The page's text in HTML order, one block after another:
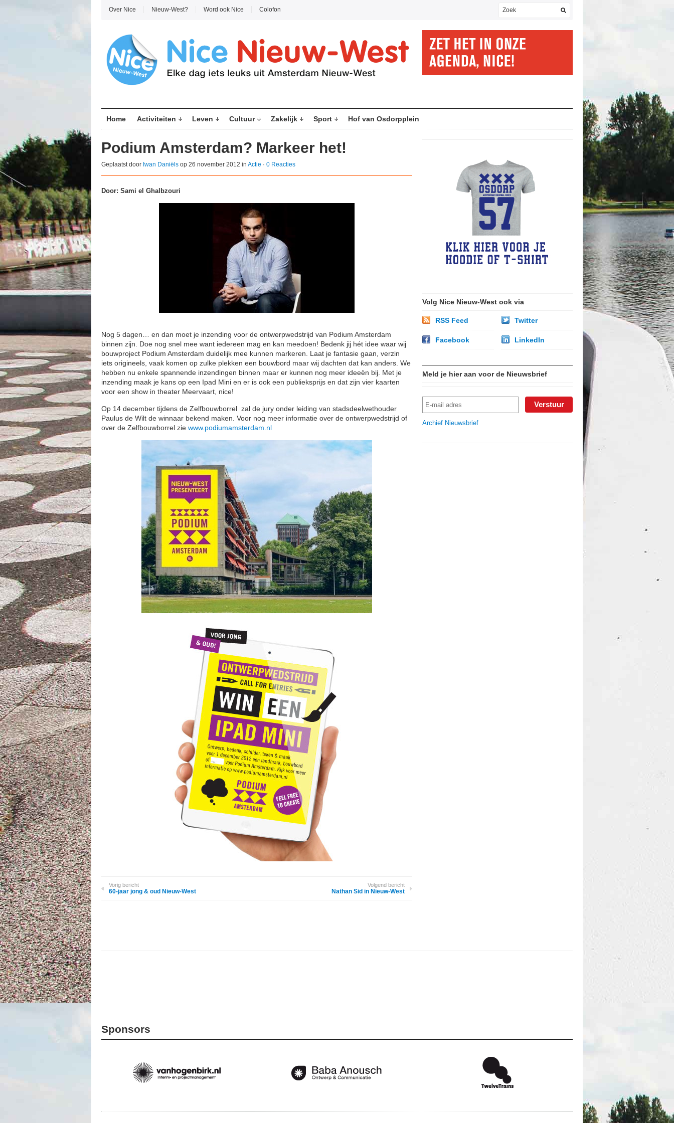
Over Nice Nieuw-West? Word ook Nice Colofon
Home Activiteiten Leven Cultuur Zakelijk Sport Hof van Osdorpplein
Podium Amsterdam? Markeer het!
Geplaatst door Iwan Daniëls op 26 november 2012 in Actie · 0 Reacties
Door: Sami el Ghalbzouri
Nog 5 dagen… en dan moet je inzending voor de ontwerpwedstrijd van Podium Amsterdam
binnen zijn. Doe nog snel mee want iedereen mag en kan meedoen! Bedenk jij hét idee waar wij
bouwproject Podium Amsterdam duidelijk mee kunnen markeren. Laat je fantasie gaan, verzin
iets origineels, vaak komen op zulke plekken een bouwbord maar wij dachten dat kan anders. We
hebben nu enkele spannende inzendingen binnen maar er kunnen nog meer ideeën bij. Met je
inzending maak je kans op een Ipad Mini en er is ook een publieksprijs en dat zijn vier kaarten
voor een show in theater Meervaart, nice!
Op 14 december tijdens de Zelfbouwborrel zal de jury onder leiding van stadsdeelwethouder
Paulus de Wilt de winnaar bekend maken. Voor nog meer informatie over de ontwerpwedstrijd of
over de Zelfbouwborrel zie www.podiumamsterdam.nl
Vorig bericht
60-jaar jong & oud Nieuw-West
Volgend bericht
Nathan Sid in Nieuw-West
Volg Nice Nieuw-West ook via
RSS Feed Twitter
Facebook LinkedIn
Meld je hier aan voor de Nieuwsbrief
Archief Nieuwsbrief
Sponsors